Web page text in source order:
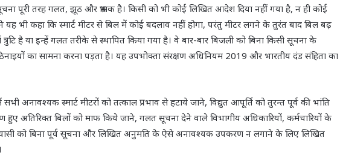
पूरी तरह गलत, झूठ और भ्रामक है। किसी को भी कोई लिखित आदेश दिया नहीं गया है, न ही कोई
यह भी कहा कि स्मार्ट मीटर से बिल में कोई बदलाव नहीं होगा, परंतु मीटर लगने के तुरंत बाद बिल बढ़
त्रुटि है या इन्हें गलत तरीके से स्थापित किया गया है। वे बार-बार बिजली को बिना किसी सूचना के
का सामना करना पड़ता है। यह उपभोक्ता संरक्षण अधिनियम 2019 और भारतीय दंड संहिता का
अनावश्यक स्मार्ट मीटरों को तत्काल प्रभाव से हटाये जाने, विद्युत आपूर्ति को तुरन्त पूर्व की भांति
हुए अतिरिक्त बिलों को माफ किये जाने, गलत सूचना देने वाले विभागीय अधिकारियों, कर्मचारियों के
को बिना पूर्व सूचना और लिखित अनुमति के ऐसे अनावश्यक उपकरण न लगाने के लिए लिखित